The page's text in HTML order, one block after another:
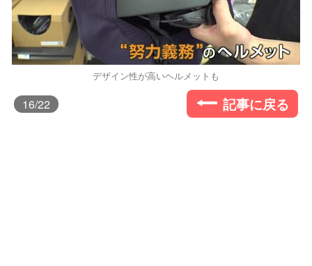
デザイン性が高いヘルメットも
16/22 記事に戻る